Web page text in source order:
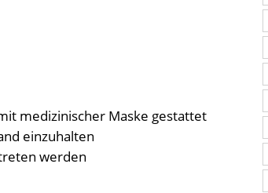
medizinischer Maske gestattet
einzuhalten
werden